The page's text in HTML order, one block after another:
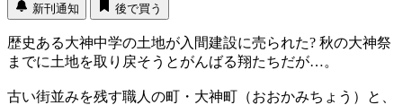
新刊通知 後で買う
歴史ある大神中学の土地が入間建設に売られた? 秋の大神祭
までに土地を取り戻そうとがんばる翔たちだが…。
古い街並みを残す職人の町・大神町（おおかみちょう）と、